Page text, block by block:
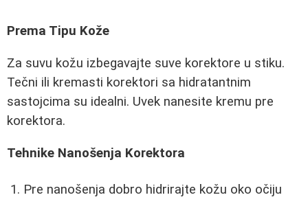
Prema Tipu Kože
Za suvu kožu izbegavajte suve korektore u stiku.
Tečni ili kremasti korektori sa hidratantnim
sastojcima su idealni. Uvek nanesite kremu pre
korektora.
Tehnike Nanošenja Korektora
Pre nanošenja dobro hidrirajte kožu oko očiju